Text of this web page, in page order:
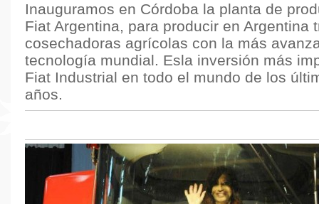
Inauguramos en Córdoba la planta de
Fiat Argentina, para producir en Argentina
cosechadoras agrícolas con la más
tecnología mundial. Esla inversión más
Fiat Industrial en todo el mundo de los
años.